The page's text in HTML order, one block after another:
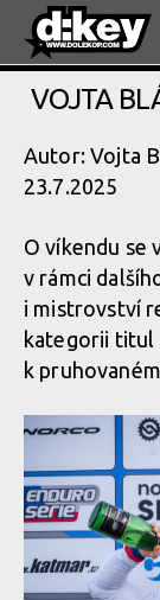
VOJTA
Autor: Vojta
23.7.2025
O víkendu se
v rámci
i mistrovství
kategorii titul
k